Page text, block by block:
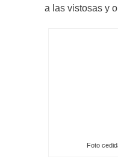
a las vistosas y
Foto